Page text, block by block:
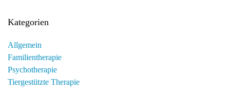
Kategorien
Allgemein
Familientherapie
Psychotherapie
Tiergestützte Therapie